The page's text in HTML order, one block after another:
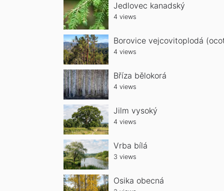
Jedlovec kanadský
4 views
Borovice vejcovitoplodá
4 views
Bříza bělokorá
4 views
Jilm vysoký
4 views
Vrba bílá
3 views
Osika obecná